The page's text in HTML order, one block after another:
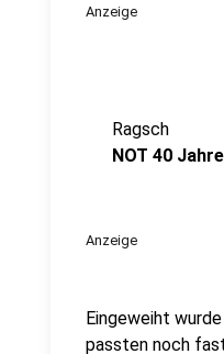
Anzeige
Ragsch
NOT 40
Anzeige
Eingeweiht
passten noch